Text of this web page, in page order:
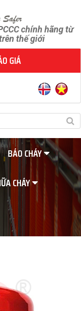
chính hãng từ
thế giới
GIÁ
BÁO CHÁY
CHÁY